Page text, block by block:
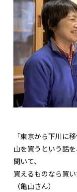
「東京から下川に
山を買うという話
聞いて、
買えるものなら買
（亀山さん）